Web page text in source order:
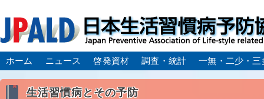
ホーム ニュース 啓発資材 調査・統計 一無・二少・三
生活習慣病とその予防